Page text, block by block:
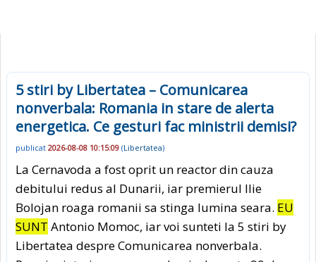
5 stiri by Libertatea – Comunicarea
nonverbala: Romania in stare de alerta
energetica. Ce gesturi fac ministrii demisi?
publicat 2026-08-08 10:15:09 (Libertatea)
La Cernavoda a fost oprit un reactor din cauza
debitului redus al Dunarii, iar premierul Ilie
Bolojan roaga romanii sa stinga lumina seara. EU
SUNT Antonio Momoc, iar voi sunteti la 5 stiri by
Libertatea despre Comunicarea nonverbala.